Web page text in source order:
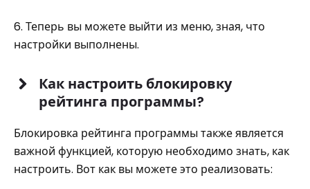
6. Теперь вы можете выйти из меню, зная, что
настройки выполнены.
Как настроить блокировку
рейтинга программы?
Блокировка рейтинга программы также является
важной функцией, которую необходимо знать, как
настроить. Вот как вы можете это реализовать: